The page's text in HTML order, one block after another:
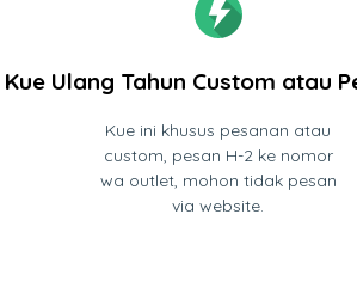
Kue Ulang Tahun Custom atau
Kue ini khusus pesanan atau
custom, pesan H-2 ke nomor
wa outlet, mohon tidak pesan
via website.